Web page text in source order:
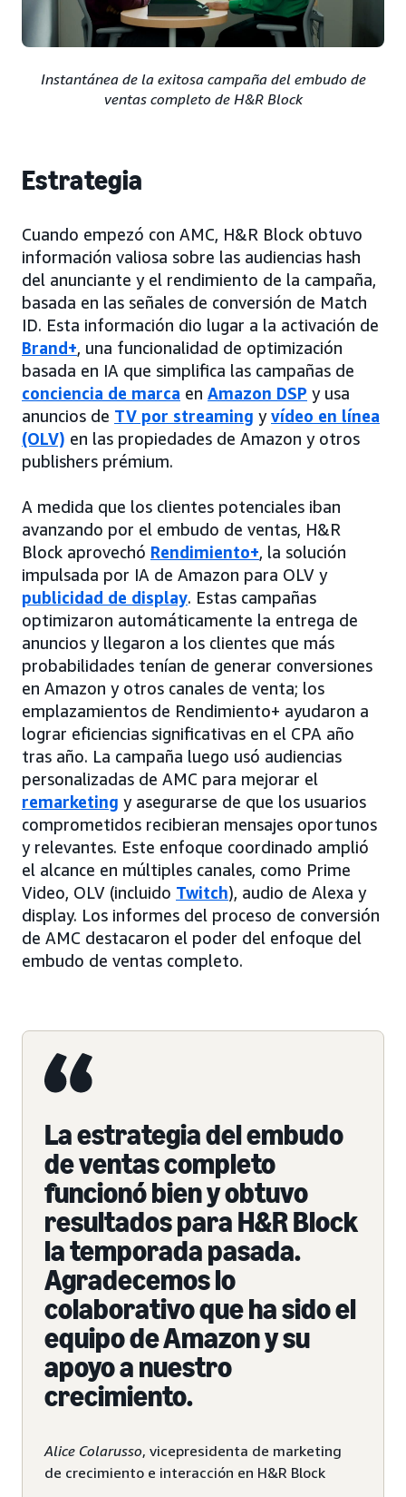
Instantánea de la exitosa campaña del embudo de
ventas completo de H&R Block
Estrategia
Cuando empezó con AMC, H&R Block obtuvo
información valiosa sobre las audiencias hash
del anunciante y el rendimiento de la campaña,
basada en las señales de conversión de Match
ID. Esta información dio lugar a la activación de
Brand+, una funcionalidad de optimización
basada en IA que simplifica las campañas de
conciencia de marca en Amazon DSP y usa
anuncios de TV por streaming yvídeo en línea
(OLV) en las propiedades de Amazon y otros
publishers prémium.
A medida que los clientes potenciales iban
avanzando por el embudo de ventas, H&R
Block aprovechó Rendimiento+, la solución
impulsada por IA de Amazon para OLV y
publicidad de display. Estas campañas
optimizaron automáticamente la entrega de
anuncios y llegaron a los clientes que más
probabilidades tenían de generar conversiones
en Amazon y otros canales de venta; los
emplazamientos de Rendimiento+ ayudaron a
lograr eficiencias significativas en el CPA año
tras año. La campaña luego usó audiencias
personalizadas de AMC para mejorar el
remarketing y asegurarse de que los usuarios
comprometidos recibieran mensajes oportunos
y relevantes. Este enfoque coordinado amplió
el alcance en múltiples canales, como Prime
Video, OLV (incluido Twitch), audio de Alexa y
display. Los informes del proceso de conversión
de AMC destacaron el poder del enfoque del
embudo de ventas completo.
La estrategia del embudo
de ventas completo
funcionó bien y obtuvo
resultados para H&R Block
la temporada pasada.
Agradecemos lo
colaborativo que ha sido el
equipo de Amazon y su
apoyo a nuestro
crecimiento.
Alice Colarusso, vicepresidenta de marketing
de crecimiento e interacción en H&R Block